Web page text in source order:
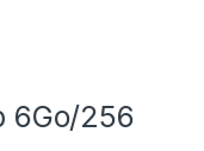
6Go/256